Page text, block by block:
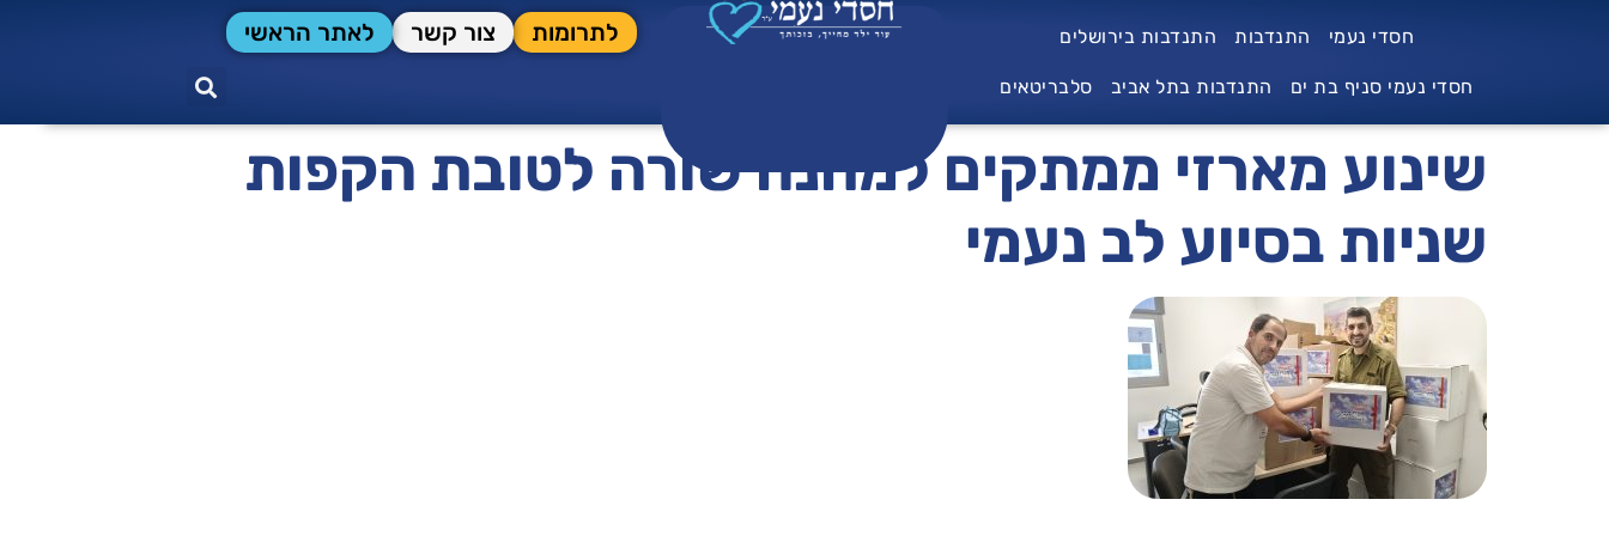
חסדי נעמי התנדבות התנדבות בירושלים
חסדי נעמי סניף בת ים התנדבות בתל אביב סלבריטאים
לתרומות צור קשר לאתר הראשי
שינוע מארזי ממתקים למחנה שורה לטובת הקפות
שניות בסיוע לב נעמי